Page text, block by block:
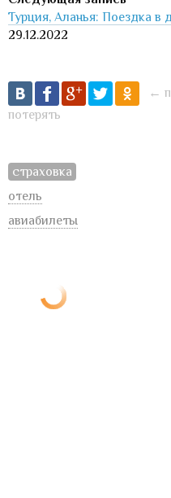
Турция, Аланья: Поездка в
29.12.2022
←
потерять
страховка
отель
авиабилеты